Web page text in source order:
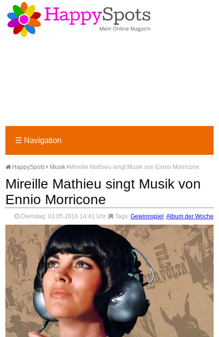
☰ Navigation
HappySpots Musik Mireille Mathieu singt Musik von Ennio Morricone
Mireille Mathieu singt Musik von
Ennio Morricone
Dienstag, 03.05.2016 14:41 Uhr Tags: Gewinnspiel , Album der Woche